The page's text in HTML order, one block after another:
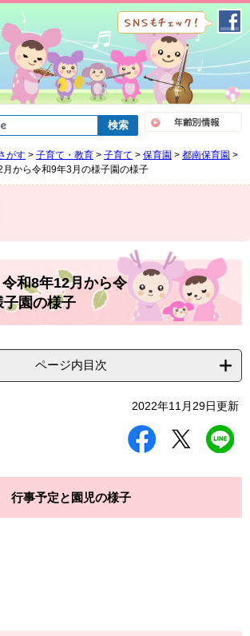
がす > 子育て・教育 > 子育て > 保育園 > 都南保育園 >
から令和9年3月の様子園の様子
和8年12月から令
子園の様子
ページ内目次
2022年11月29日更新
行事予定と園児の様子